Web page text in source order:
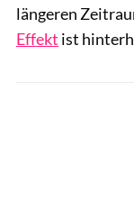
längeren
Effekt ist